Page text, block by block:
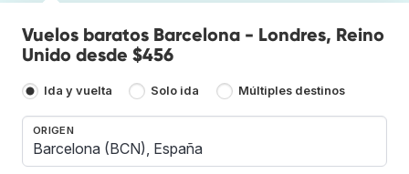
Vuelos baratos Barcelona - Londres, Reino
Unido desde $456
Ida y vuelta Solo ida Múltiples destinos
ORIGEN